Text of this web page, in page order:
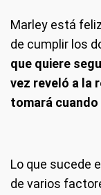
Marley está
de cumplir los
que quiere
vez reveló a la
tomará cuando
Lo que sucede
de varios